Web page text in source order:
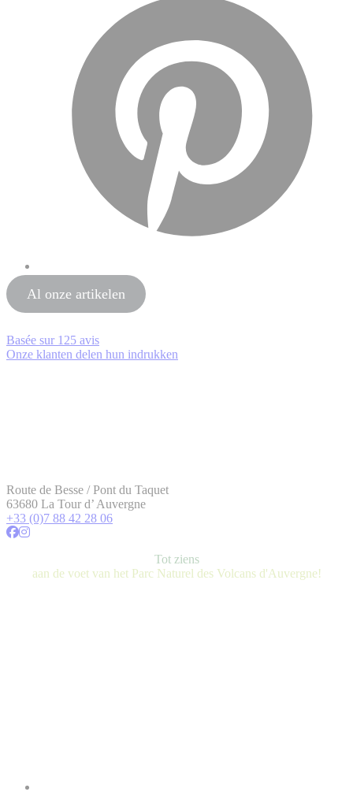
Al onze artikelen
Basée sur 125 avis
Onze klanten delen hun indrukken
Route de Besse / Pont du Taquet
63680 La Tour d’ Auvergne
+33 (0)7 88 42 28 06
Tot ziens
aan de voet van het Parc Naturel des Volcans d'Auvergne!